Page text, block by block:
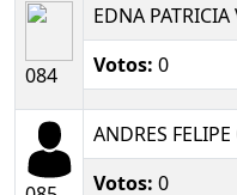
084
EDNA
Votos: 0
ANDRES
Votos: 0